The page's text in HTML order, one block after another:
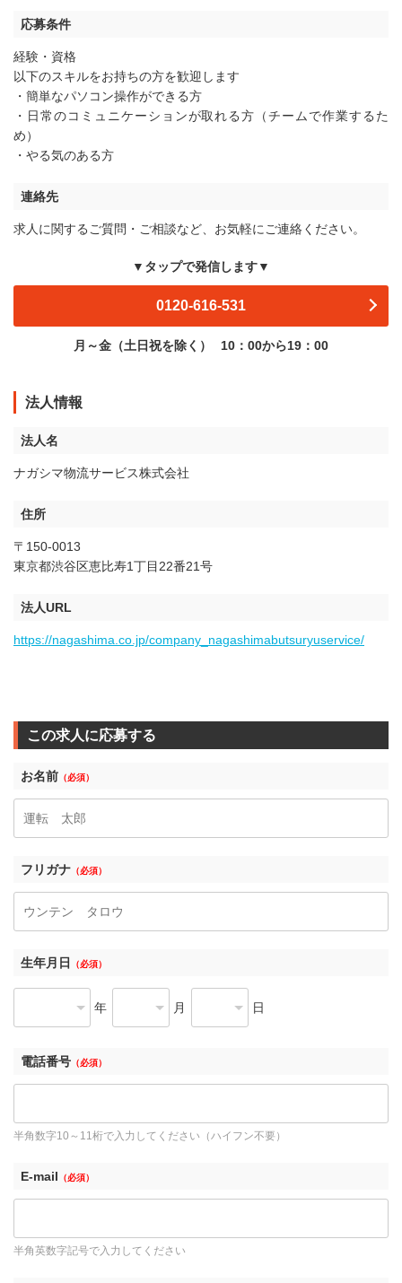
応募条件
経験・資格
以下のスキルをお持ちの方を歓迎します
・簡単なパソコン操作ができる方
・日常のコミュニケーションが取れる方（チームで作業するた
め）
・やる気のある方
連絡先
求人に関するご質問・ご相談など、お気軽にご連絡ください。
▼タップで発信します▼
0120-616-531
月～金（土日祝を除く） 10：00から19：00
法人情報
法人名
ナガシマ物流サービス株式会社
住所
〒150-0013
東京都渋谷区恵比寿1丁目22番21号
法人URL
https://nagashima.co.jp/company_nagashimabutsuryuservice/
この求人に応募する
お名前 （必須）
フリガナ （必須）
生年月日 （必須）
年 月 日
電話番号 （必須）
半角数字10～11桁で入力してください（ハイフン不要）
E-mail （必須）
半角英数字記号で入力してください